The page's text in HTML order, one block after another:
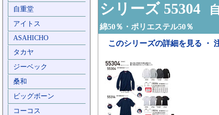
自重堂
アイトス
ASAHICHO
タカヤ
ジーベック
桑和
ビッグボーン
コーコス
シリーズ 55304
綿50％・ポリエステル50％
このシリーズの詳細を見る ・